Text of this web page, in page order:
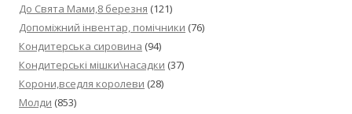
До Свята Мами,8 березня (121)
Допоміжний інвентар, помічники (76)
Кондитерська сировина (94)
Кондитерські мішки\насадки (37)
Корони,вседля королеви (28)
Молди (853)